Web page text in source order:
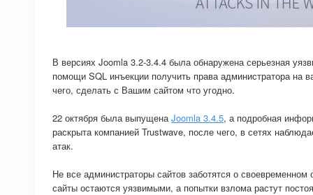
В версиях Joomla 3.2-3.4.4 была обнаружена серьезная
помощи SQL инъекции получить права администратора на
чего, сделать с Вашим сайтом что угодно.
22 октября была выпущенаJoomla 3.4.5, а подробная
раскрыта компанией Trustwave, после чего, в сетях
атак.
Не все администраторы сайтов заботятся о
сайты остаются уязвимыми, а попытки взлома растут